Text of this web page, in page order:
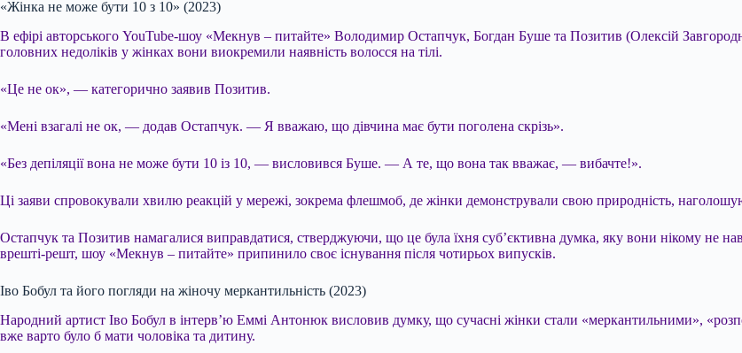
«Жінка не може бути 10 з 10» (2023)
В ефірі авторського YouTube-шоу «Мекнув – питайте» Володимир Остапчук, Богдан Буше та Позитив (Олексій
головних недоліків у жінках вони виокремили наявність волосся на тілі.
«Це не ок», — категорично заявив Позитив.
«Мені взагалі не ок, — додав Остапчук. — Я вважаю, що дівчина має бути поголена скрізь».
«Без депіляції вона не може бути 10 із 10, — висловився Буше. — А те, що вона так вважає, — вибачте!».
Ці заяви спровокували хвилю реакцій у мережі, зокрема флешмоб, де жінки демонстрували свою природність,
Остапчук та Позитив намагалися виправдатися, стверджуючи, що це була їхня суб’єктивна думка, яку вони нікому не
врешті-решт, шоу «Мекнув – питайте» припинило своє існування після чотирьох випусків.
Іво Бобул та його погляди на жіночу меркантильність (2023)
Народний артист Іво Бобул в інтерв’ю Еммі Антонюк висловив думку, що сучасні жінки стали «меркантильними»,
вже варто було б мати чоловіка та дитину.